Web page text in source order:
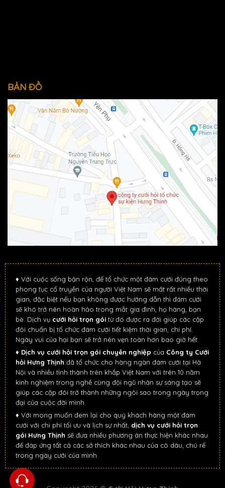
BẢN ĐỒ
♦ Với cuộc sống bận rộn, để tổ chức một đám cưới đúng theo
phong tục cổ truyền của người Việt Nam sẽ mất rất nhiều thời
gian, đặc biệt nếu bạn không được hướng dẫn thì đám cưới
sẽ khó trở nên hoàn hảo trong mắt gia đình, họ hàng, bạn
bè. Dịch vụ cưới hỏi trọn gói từ đó được ra đời giúp các cặp
đôi chuẩn bị tổ chức đám cưới tiết kiệm thời gian, chi phí.
Ngày vui của hại bạn sẽ trở nên vẹn toàn hơn bao giờ hết.
♦ Dịch vụ cưới hỏi trọn gói chuyên nghiệp của Công ty Cưới
hỏi Hưng Thịnh đã tổ chức cho hàng ngàn đám cưới tại Hà
Nội và nhiều tỉnh thành trên khắp Việt Nam với trên 10 năm
kinh nghiệm trong nghề cùng đội ngũ nhân sự sáng tạo sẽ
giúp các cặp đôi trở thành những ngôi sao trong ngày trọng
đại của cuộc đời mình.
♦ Với mong muốn đem lại cho quý khách hàng một đám
cưới với chi phí tối ưu và lịch sự nhất, dịch vụ cưới hỏi trọn
gói Hưng Thịnh sẽ đưa nhiều phương án thực hiện khác nhau
để đáp ứng tất cả các sở thích khác nhau của cô dâu, chú rể
trong ngày cưới của mình.